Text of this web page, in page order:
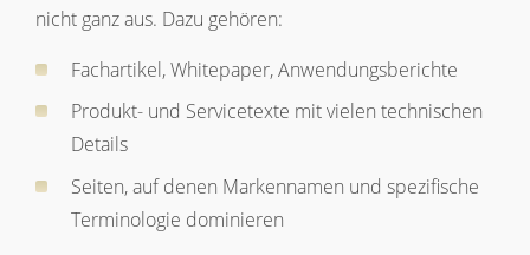
nicht ganz aus. Dazu gehören:
Fachartikel, Whitepaper, Anwendungsberichte
Produkt- und Servicetexte mit vielen technischen
Details
Seiten, auf denen Markennamen und spezifische
Terminologie dominieren